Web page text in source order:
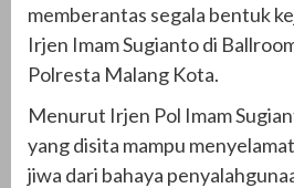
memberantas segala bentuk
Irjen Imam Sugianto di
Polresta Malang Kota.
Menurut Irjen Pol Imam
yang disita mampu
jiwa dari bahaya